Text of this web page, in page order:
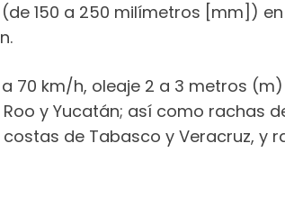
150 a 250 milímetros [mm])
70 km/h, oleaje 2 a 3 metros
y Yucatán; así como rachas
de Tabasco y Veracruz, y